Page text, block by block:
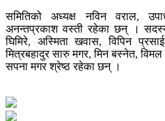
समितिको अध्यक्ष नविन वराल,
अनन्तप्रकाश वस्ती रहेका छन् ।
घिमिरे, अस्मिता खवास, विपिन
मित्रबहादुर सारु मगर, मिन बस्नेत,
सपना मगर श्रेष्ठ रहेका छन् ।